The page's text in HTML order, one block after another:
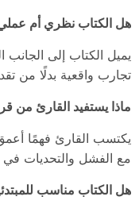
هل الكتاب نظري أم
يميل الكتاب إلى
تجارب واقعية بدلًا من
ماذا يستفيد القارئ من
يكتسب القارئ فهمًا أعمق
مع الفشل والتحديات
هل الكتاب مناسب